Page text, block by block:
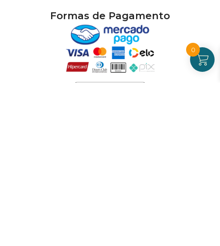
Formas de Pagamento
0